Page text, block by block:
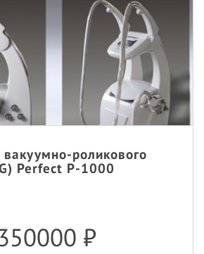
роликового
Perfect P-1000
₽